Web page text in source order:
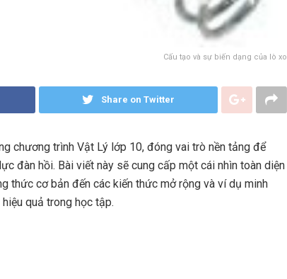
Cấu tạo và sự biến dạng của lò xo
Share on Twitter
chương trình Vật Lý lớp 10, đóng vai trò nền tảng để
đàn hồi. Bài viết này sẽ cung cấp một cái nhìn toàn diện
thức cơ bản đến các kiến thức mở rộng và ví dụ minh
quả trong học tập.